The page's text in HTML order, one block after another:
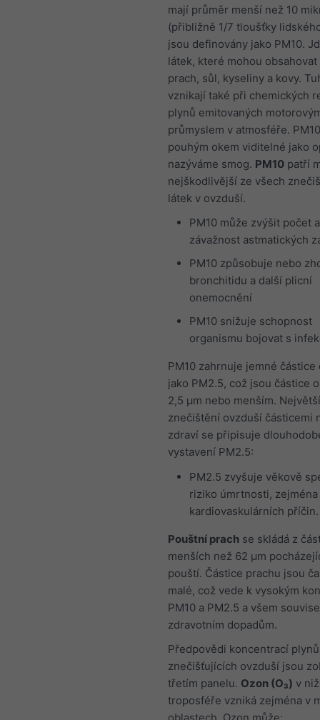
mají průměr menší než 10
(přibližně 1/7 tloušťky
jsou definovány jako PM10.
látek, které mohou obsahovat
prach, sůl, kyseliny a kovy.
vznikají také při chemických
plynů emitovaných
průmyslem v atmosféře.
pouhým okem viditelné jako
nazýváme smog. PM10 patří
nejškodlivější ze všech
látek v ovzduší.
PM10 může zvýšit počet a
závažnost astmatických
PM10 způsobuje nebo
bronchitidu a další plicní
onemocnění
PM10 snižuje schopnost
organismu bojovat s
PM10 zahrnuje jemné
jako PM2.5, což jsou částice
2,5 μm nebo menším.
znečištění ovzduší částicemi
zdraví se připisuje
vystavení PM2.5:
PM2.5 zvyšuje věkově
riziko úmrtnosti, zejména
kardiovaskulárních příčin.
Pouštní prach se skládá z
menších než 62 μm
pouští. Částice prachu jsou
malé, což vede k vysokým
PM10 a PM2.5 a všem
zdravotním dopadům.
Předpovědi koncentrací plynů
znečišťujících ovzduší jsou
třetím panelu. Ozon (O₃) v
troposféře vzniká zejména v